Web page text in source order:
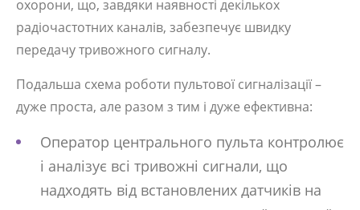
охорони, що, завдяки наявності декількох
радіочастотних каналів, забезпечує швидку
передачу тривожного сигналу.
Подальша схема роботи пультової сигналізації –
дуже проста, але разом з тим і дуже ефективна:
Оператор центрального пульта контролює
і аналізує всі тривожні сигнали, що
надходять від встановлених датчиків на